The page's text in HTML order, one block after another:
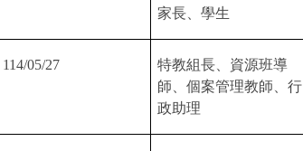
家長、學生
114/05/27
特教組長、資源班導
師、個案管理教師、行
政助理